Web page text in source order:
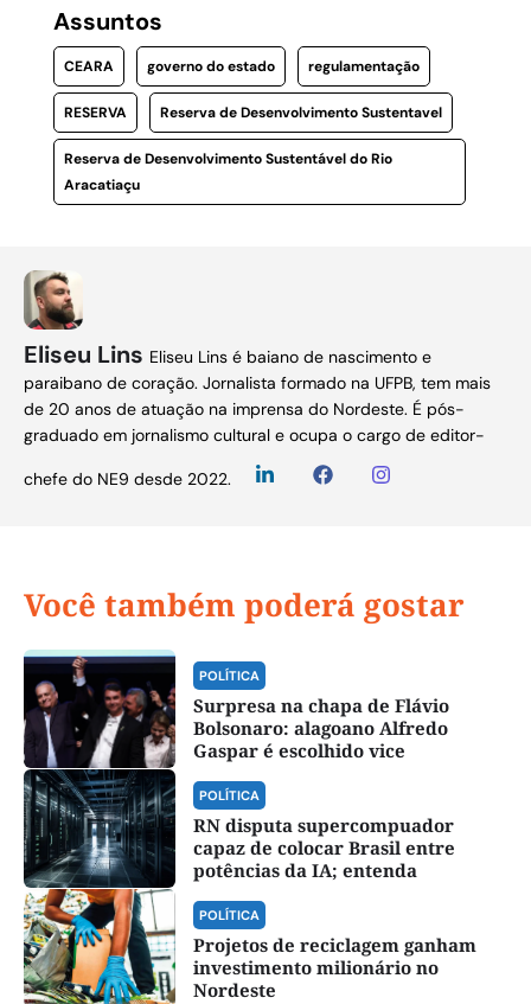
Assuntos
CEARA governo do estado regulamentação
RESERVA Reserva de Desenvolvimento Sustentavel
Reserva de Desenvolvimento Sustentável do Rio
Aracatiaçu
Eliseu Lins Eliseu Lins é baiano de nascimento e
paraibano de coração. Jornalista formado na UFPB, tem mais
de 20 anos de atuação na imprensa do Nordeste. É pós-
graduado em jornalismo cultural e ocupa o cargo de editor-
chefe do NE9 desde 2022.
Você também poderá gostar
POLÍTICA
Surpresa na chapa de Flávio
Bolsonaro: alagoano Alfredo
Gaspar é escolhido vice
POLÍTICA
RN disputa supercompuador
capaz de colocar Brasil entre
potências da IA; entenda
POLÍTICA
Projetos de reciclagem ganham
investimento milionário no
Nordeste